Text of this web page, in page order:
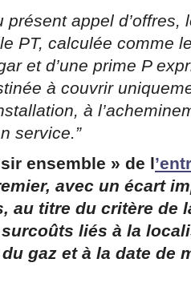
présent appel
PT, calculée comme
et d’une prime P
à couvrir
à
service.”
ensemble » de l
avec un écart
au titre du critère de
liés à la
du gaz et à la date de